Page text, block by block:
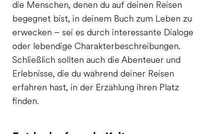
die Menschen, denen du auf deinen Reisen
begegnet bist, in deinem Buch zum Leben zu
erwecken – sei es durch interessante Dialoge
oder lebendige Charakterbeschreibungen.
Schließlich sollten auch die Abenteuer und
Erlebnisse, die du während deiner Reisen
erfahren hast, in der Erzählung ihren Platz
finden.